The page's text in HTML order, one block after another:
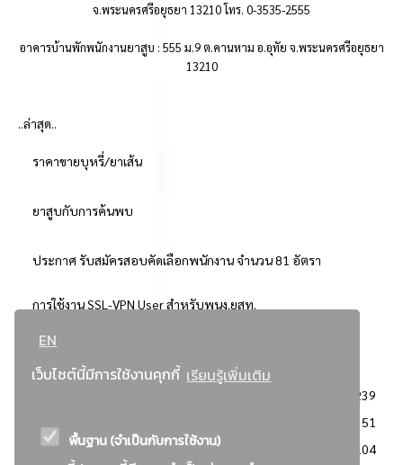
EN
เว็บไซต์นี้มีการใช้งานคุกกี้ เรียนรู้เพิ่มเติม
พื้นฐาน (จำเป็นกับการใช้งาน)
จ.พระนครศรีอยุธยา 13210 โทร. 0-3535-2555
อาคารบ้านพักพนักงานยาสูบ : 555 ม.9 ต.คานหาม อ.อุทัย จ.พระนครศรีอยุธยา
13210
..ล่าสุด..
ราคาขายบุหรี่/ยาเส้น
ยาสูบกับการค้นพบ
ประกาศ รับสมัครสอบคัดเลือกพนักงาน จำนวน 81 อัตรา
การใช้งาน SSL-VPN User สำหรับพนง.ยสท.
3239
2351
: วิธีเฉพาะเจาะจง
2104